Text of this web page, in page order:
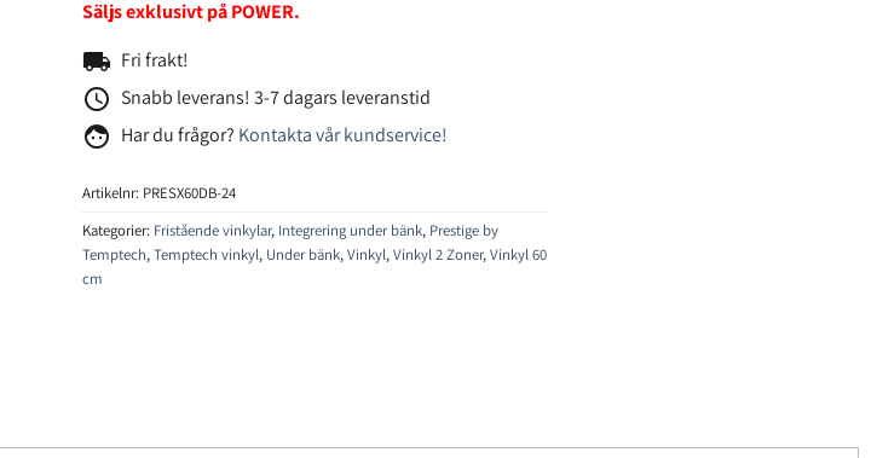
Säljs exklusivt på POWER.
local_shipping Fri frakt!
access_time Snabb leverans! 3-7 dagars leveranstid
face Har du frågor? Kontakta vår kundservice!
Artikelnr: PRESX60DB-24
Kategorier: Fristående vinkylar, Integrering under bänk, Prestige by
Temptech,Temptech vinkyl, Under bänk,Vinkyl,Vinkyl 2 Zoner,Vinkyl 60
cm